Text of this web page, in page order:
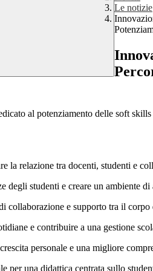
Le notizie
al potenziamento delle soft
la relazione tra docenti, studenti e
degli studenti e creare un ambiente
collaborazione e supporto tra il corpo
e contribuire a una gestione
personale e una migliore
per una didattica centrata sullo